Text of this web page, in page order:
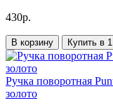
430р.
В корзину Купить в
Ручка поворотная
золото